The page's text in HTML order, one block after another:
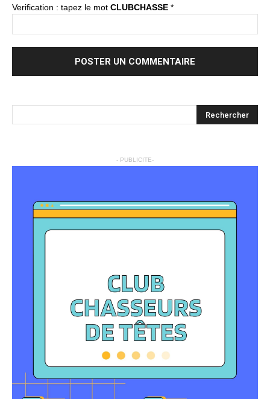
Verification : tapez le mot CLUBCHASSE *
- PUBLICITE-